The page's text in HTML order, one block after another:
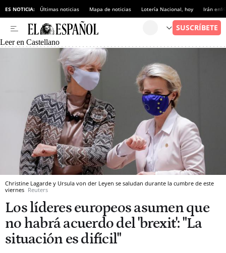
ES NOTICIA: Últimas noticias Mapa de noticias Lotería Nacional, hoy Irán
Leer en Castellano
Christine Lagarde y Ursula von der Leyen se saludan durante la cumbre de este
viernes Reuters
Los líderes europeos asumen que
no habrá acuerdo del 'brexit': "La
situación es difícil"